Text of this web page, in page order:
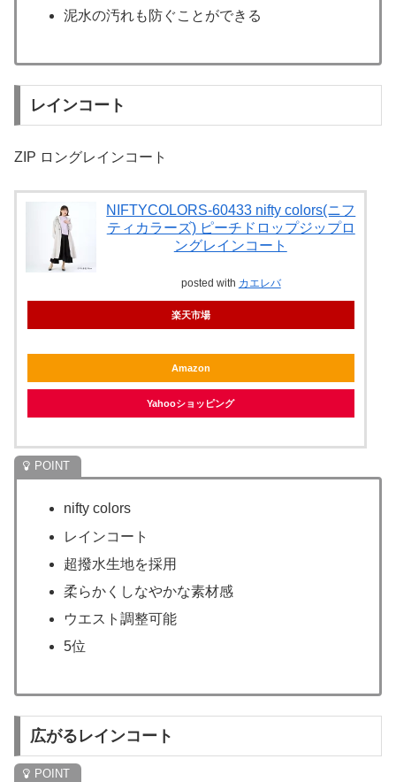
泥水の汚れも防ぐことができる
レインコート
ZIP ロングレインコート
NIFTYCOLORS-60433 nifty colors(ニフ
ティカラーズ) ピーチドロップジップロ
ングレインコート
posted with カエレバ
楽天市場
Amazon
Yahooショッピング
nifty colors
レインコート
超撥水生地を採用
柔らかくしなやかな素材感
ウエスト調整可能
5位
広がるレインコート